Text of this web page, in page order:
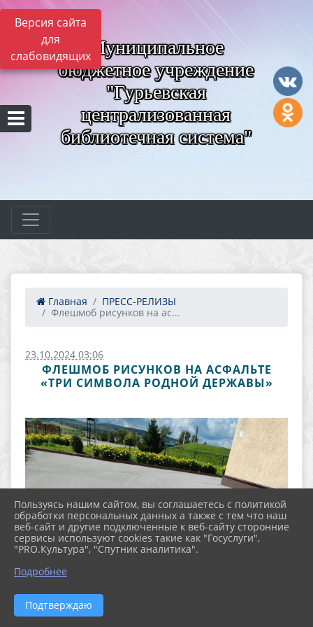
Версия сайта
для
слабовидящих Муниципальное
бюджетное учреждение
"Гурьевская
централизованная
библиотечная система"
Главная
ПРЕСС-РЕЛИЗЫ
Флешмоб рисунков на ас...
23.10.2024 03:06
ФЛЕШМОБ РИСУНКОВ НА АСФАЛЬТЕ
«ТРИ СИМВОЛА РОДНОЙ ДЕРЖАВЫ»
Пользуясь нашим сайтом, вы соглашаетесь с политикой
обработки персональных данных а также с тем что наш
веб-сайт и другие подключенные к веб-сайту сторонние
сервисы используют cookies такие как "Госуслуги",
"PRO.Культура", "Спутник аналитика".
Подробнее
Подтверждаю